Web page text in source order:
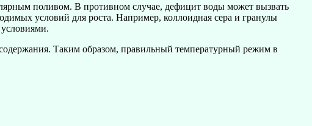
поливом. В противном случае, дефицит воды может вызвать
условий для роста. Например, коллоидная сера и гранулы
содержания. Таким образом, правильный температурный режим в